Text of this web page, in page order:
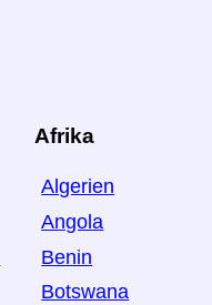
Afrika
Algerien
Angola
Benin
Botswana